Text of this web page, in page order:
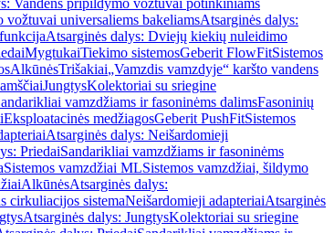
Vandens pripildymo vožtuvai potinkiniams
vožtuvai universaliems bakeliamsAtsarginės dalys:
Atsarginės dalys: Dviejų kiekių nuleidimo
MygtukaiTiekimo sistemosGeberit FlowFitSistemos
AlkūnėsTrišakiai„Vamzdis vamzdyje“ karšto vandens
JungtysKolektoriai su sriegine
vamzdžiams ir fasoninėms dalimsFasoninių
Eksploatacinės medžiagosGeberit PushFitSistemos
Atsarginės dalys: Neišardomieji
PriedaiSandarikliai vamzdžiams ir fasoninėms
Sistemos vamzdžiai MLSistemos vamzdžiai, šildymo
AlkūnėsAtsarginės dalys:
cirkuliacijos sistemaNeišardomieji adapteriaiAtsarginės
Atsarginės dalys: JungtysKolektoriai su sriegine